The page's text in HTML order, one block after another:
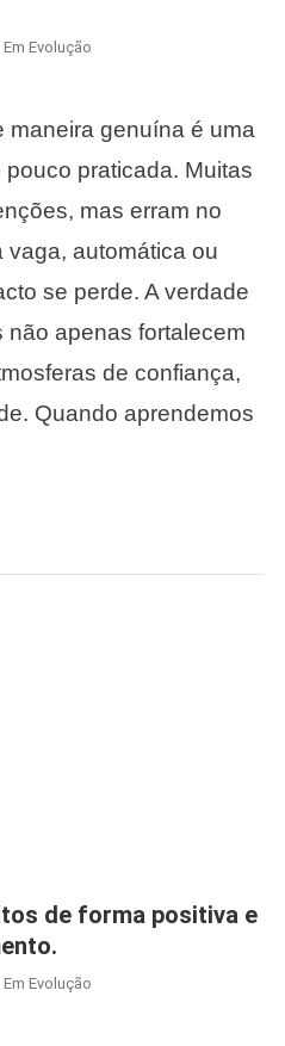
Em Evolução
maneira genuína é uma
praticada. Muitas
mas erram no
vaga, automática ou
se perde. A verdade
apenas fortalecem
de confiança,
Quando aprendemos
de forma positiva e
Em Evolução